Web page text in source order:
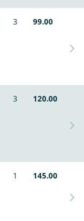
3 99.00
3 120.00
1 145.00